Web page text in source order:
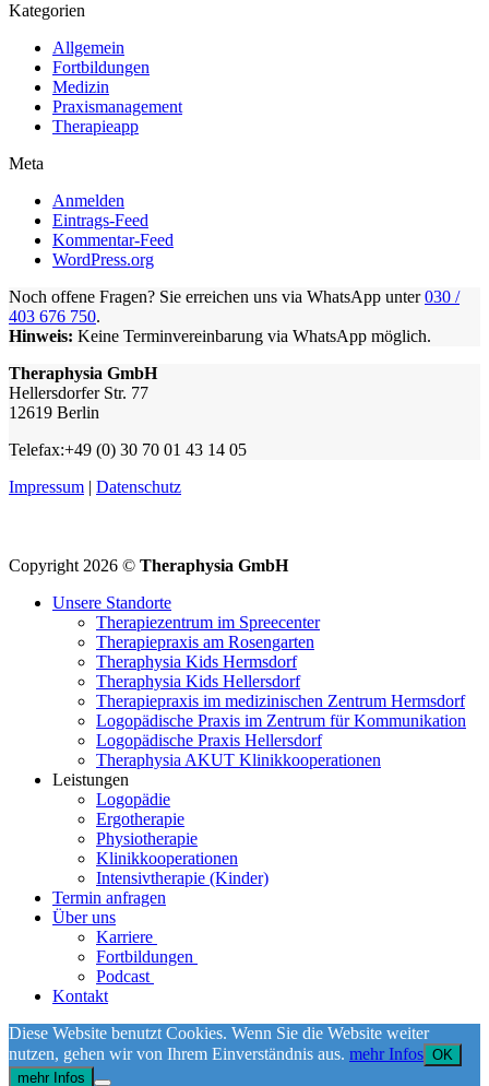
Kategorien
Allgemein
Fortbildungen
Medizin
Praxismanagement
Therapieapp
Meta
Anmelden
Eintrags-Feed
Kommentar-Feed
WordPress.org
Noch offene Fragen? Sie erreichen uns via WhatsApp unter030 /
403 676 750.
Hinweis: Keine Terminvereinbarung via WhatsApp möglich.
Theraphysia GmbH
Hellersdorfer Str. 77
12619 Berlin
Telefax:+49 (0) 30 70 01 43 14 05
Impressum | Datenschutz
Copyright 2026 © Theraphysia GmbH
Unsere Standorte
Therapiezentrum im Spreecenter
Therapiepraxis am Rosengarten
Theraphysia Kids Hermsdorf
Theraphysia Kids Hellersdorf
Therapiepraxis im medizinischen Zentrum Hermsdorf
Logopädische Praxis im Zentrum für Kommunikation
Logopädische Praxis Hellersdorf
Theraphysia AKUT Klinikkooperationen
Leistungen
Logopädie
Ergotherapie
Physiotherapie
Klinikkooperationen
Intensivtherapie (Kinder)
Termin anfragen
Über uns
Karriere
Fortbildungen
Podcast
Kontakt
Diese Website benutzt Cookies. Wenn Sie die Website weiter
nutzen, gehen wir von Ihrem Einverständnis aus. mehr Infos OK
mehr Infos